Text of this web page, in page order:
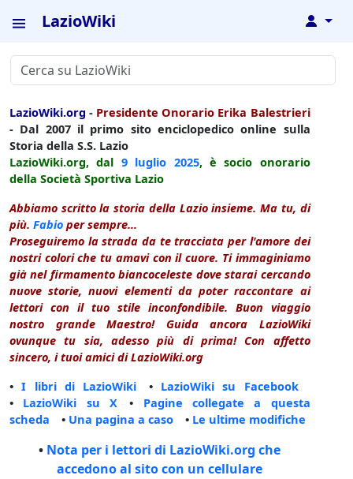
LazioWiki ↓
LazioWiki.org - Presidente Onorario Erika Balestrieri
- Dal 2007 il primo sito enciclopedico online sulla
Storia della S.S. Lazio
LazioWiki.org, dal 9 luglio 2025, è socio onorario
della Società Sportiva Lazio
Abbiamo scritto la storia della Lazio insieme. Ma tu, di
più. Fabio per sempre...
Proseguiremo la strada da te tracciata per l'amore dei
nostri colori che tu amavi con il cuore. Ti immaginiamo
già nel firmamento biancoceleste dove starai cercando
nuove storie, nuovi elementi da poter raccontare ai
lettori con il tuo stile inconfondibile. Buon viaggio
nostro grande Maestro! Guida ancora LazioWiki
ovunque tu sia, adesso più di prima! Con affetto
sincero, i tuoi amici di LazioWiki.org
•I libri di LazioWiki • LazioWiki su Facebook
• LazioWiki su X • Pagine collegate a questa
scheda • Una pagina a caso • Le ultime modifiche
• Nota per i lettori di LazioWiki.org che
accedono al sito con un cellulare